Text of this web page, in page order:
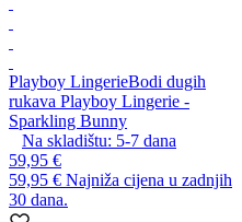
Playboy LingerieBodi dugih
rukava Playboy Lingerie -
Sparkling Bunny
Na skladištu: 5-7 dana
59,95 €
59,95 € Najniža cijena u zadnjih
30 dana.